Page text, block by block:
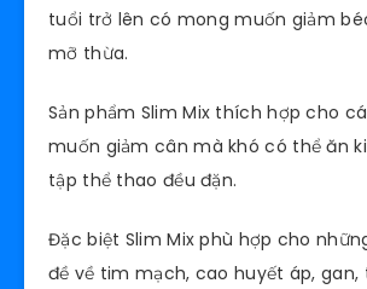
tuổi trở lên có mong muốn giảm
mỡ thừa.
Sản phẩm Slim Mix thích hợp cho
muốn giảm cân mà khó có thể ăn
tập thể thao đều đặn.
Đặc biệt Slim Mix phù hợp cho
đề về tim mạch, cao huyết áp, gan,